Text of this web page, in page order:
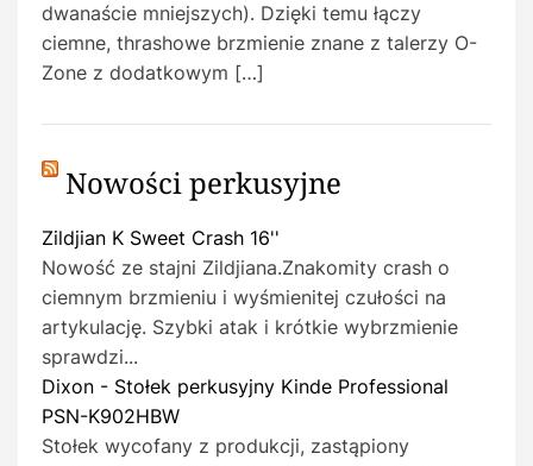
dwanaście mniejszych). Dzięki temu łączy
ciemne, thrashowe brzmienie znane z talerzy O-
Zone z dodatkowym […]
Nowości perkusyjne
Zildjian K Sweet Crash 16''
Nowość ze stajni Zildjiana.Znakomity crash o
ciemnym brzmieniu i wyśmienitej czułości na
artykulację. Szybki atak i krótkie wybrzmienie
sprawdzi...
Dixon - Stołek perkusyjny Kinde Professional
PSN-K902HBW
Stołek wycofany z produkcji, zastąpiony